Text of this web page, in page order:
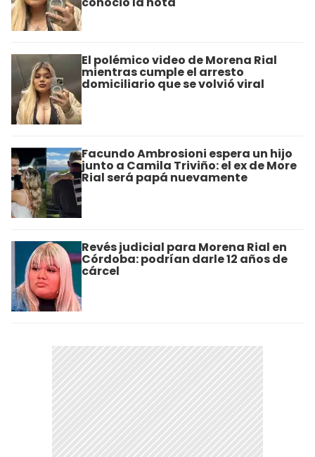
El polémico video de Morena Rial
mientras cumple el arresto
domiciliario que se volvió viral
Facundo Ambrosioni espera un hijo
junto a Camila Triviño: el ex de More
Rial será papá nuevamente
Revés judicial para Morena Rial en
Córdoba: podrían darle 12 años de
cárcel